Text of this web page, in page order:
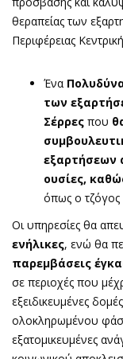
θεραπείας των
Περιφέρειας
Ένα
των
Σέρρες που
εξαρτήσεων
ουσίες,
όπως ο τζόγος
Οι υπηρεσίες θα
ενήλικες, ενώ θα
παρεμβάσεις
σε περιοχές που
εξειδικευμένες
ολοκληρωμένου
εξατομικευμένες